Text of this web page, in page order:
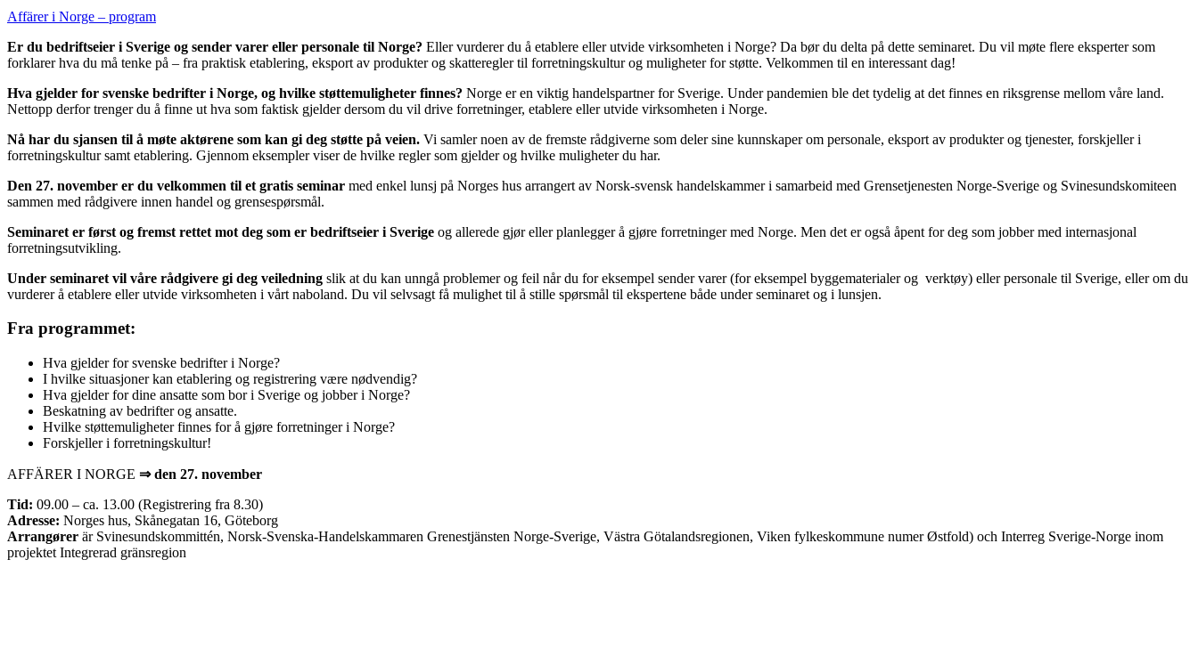
Affärer i Norge – program
Er du bedriftseier i Sverige og sender varer eller personale til Norge? Eller vurderer du å etablere eller utvide virksomheten i Norge? Da bør du delta på dette seminaret. Du vil møte flere eksperter som
forklarer hva du må tenke på – fra praktisk etablering, eksport av produkter og skatteregler til forretningskultur og muligheter for støtte. Velkommen til en interessant dag!
Hva gjelder for svenske bedrifter i Norge, og hvilke støttemuligheter finnes? Norge er en viktig handelspartner for Sverige. Under pandemien ble det tydelig at det finnes en riksgrense mellom våre land.
Nettopp derfor trenger du å finne ut hva som faktisk gjelder dersom du vil drive forretninger, etablere eller utvide virksomheten i Norge.
Nå har du sjansen til å møte aktørene som kan gi deg støtte på veien. Vi samler noen av de fremste rådgiverne som deler sine kunnskaper om personale, eksport av produkter og tjenester, forskjeller i
forretningskultur samt etablering. Gjennom eksempler viser de hvilke regler som gjelder og hvilke muligheter du har.
Den 27. november er du velkommen til et gratis seminar med enkel lunsj på Norges hus arrangert av Norsk-svensk handelskammer i samarbeid med Grensetjenesten Norge-Sverige og Svinesundskomiteen
sammen med rådgivere innen handel og grensespørsmål.
Seminaret er først og fremst rettet mot deg som er bedriftseier i Sverige og allerede gjør eller planlegger å gjøre forretninger med Norge. Men det er også åpent for deg som jobber med internasjonal
forretningsutvikling.
Under seminaret vil våre rådgivere gi deg veiledning slik at du kan unngå problemer og feil når du for eksempel sender varer (for eksempel byggematerialer og verktøy) eller personale til Sverige, eller om du
vurderer å etablere eller utvide virksomheten i vårt naboland. Du vil selvsagt få mulighet til å stille spørsmål til ekspertene både under seminaret og i lunsjen.
Fra programmet:
Hva gjelder for svenske bedrifter i Norge?
I hvilke situasjoner kan etablering og registrering være nødvendig?
Hva gjelder for dine ansatte som bor i Sverige og jobber i Norge?
Beskatning av bedrifter og ansatte.
Hvilke støttemuligheter finnes for å gjøre forretninger i Norge?
Forskjeller i forretningskultur!
AFFÄRER I NORGE ⇒ den 27. november
Tid: 09.00 – ca. 13.00 (Registrering fra 8.30)
Adresse: Norges hus, Skånegatan 16, Göteborg
Arrangører är Svinesundskommittén, Norsk-Svenska-Handelskammaren Grenestjänsten Norge-Sverige, Västra Götalandsregionen, Viken fylkeskommune numer Østfold) och Interreg Sverige-Norge inom
projektet Integrerad gränsregion